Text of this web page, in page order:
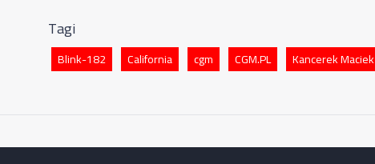
Tagi
Blink-182 California cgm CGM.PL Kancerek Maciek